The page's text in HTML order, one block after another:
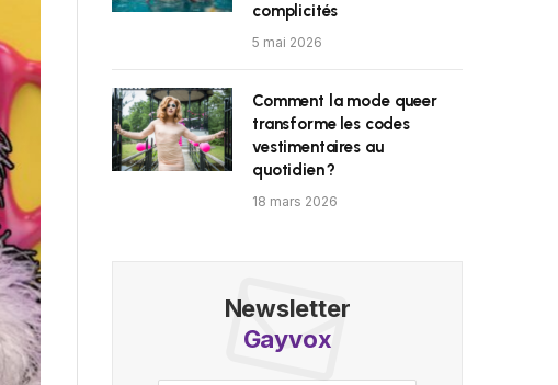
complicités
5 mai 2026
Comment la mode queer
transforme les codes
vestimentaires au
quotidien ?
18 mars 2026
Newsletter
Gayvox